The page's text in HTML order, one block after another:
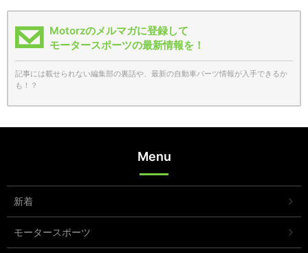
Motorzのメルマガに登録して
モータースポーツの最新情報を！
記事には載せられない編集部の裏話や、最新の自動車パーツ情報が入手できるか
も！？
Menu
新着
モータースポーツ